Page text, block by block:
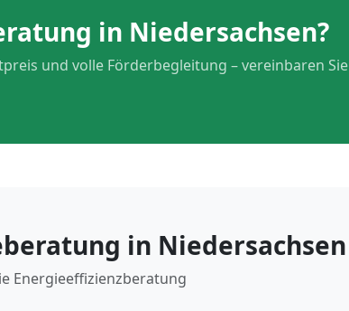
in Niedersachsen?
und volle Förderbegleitung – vereinbaren Sie
in Niedersachsen
Energieeffizienzberatung